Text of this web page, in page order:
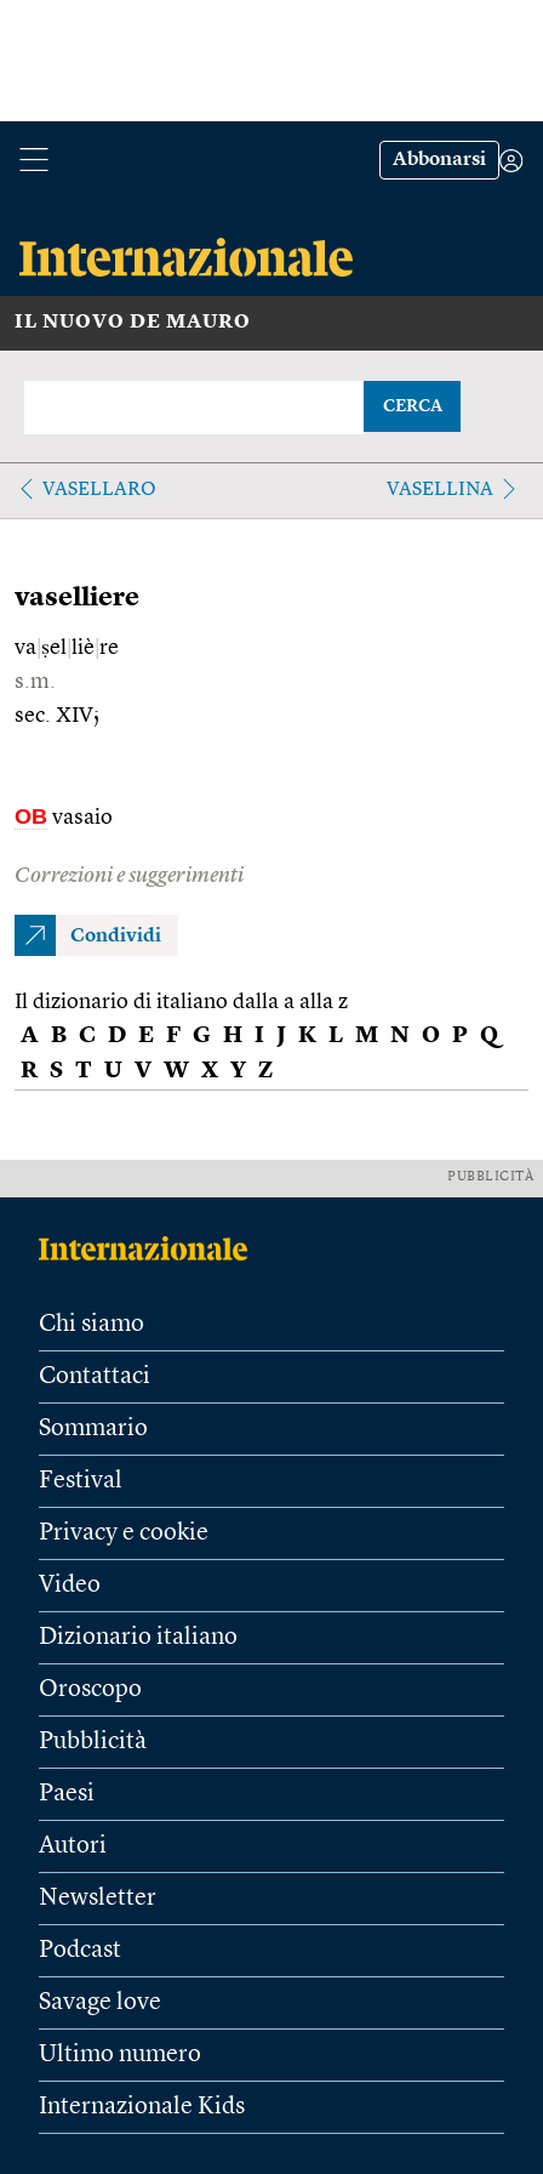
Abbonarsi
IL NUOVO DE MAURO
CERCA
VASELLARO VASELLINA
vaselliere
va ṣel liè re
s.m.
sec. XIV;
OB vasaio
Correzioni e suggerimenti
Condividi
Il dizionario di italiano dalla a alla z
A B C D E F G H I J K L M N O P Q
R S T U V W X Y Z
PUBBLICITÀ
Chi siamo
Contattaci
Sommario
Festival
Privacy e cookie
Video
Dizionario italiano
Oroscopo
Pubblicità
Paesi
Autori
Newsletter
Podcast
Savage love
Ultimo numero
Internazionale Kids